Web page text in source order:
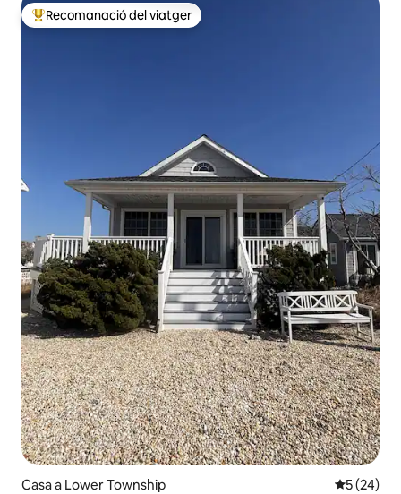
Principals recomanacions dels viatgers
Recomanació del viatger
Casa a Lower Township 5 de
5 (24)